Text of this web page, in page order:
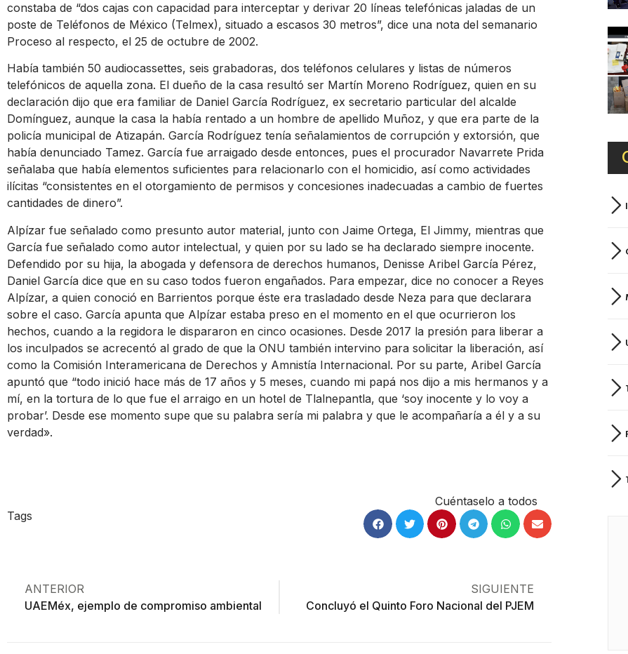
constaba de “dos cajas con capacidad para interceptar y derivar 20 líneas telefónicas jaladas de un
poste de Teléfonos de México (Telmex), situado a escasos 30 metros”, dice una nota del semanario
Proceso al respecto, el 25 de octubre de 2002.
Había también 50 audiocassettes, seis grabadoras, dos teléfonos celulares y listas de números
telefónicos de aquella zona. El dueño de la casa resultó ser Martín Moreno Rodríguez, quien en su
declaración dijo que era familiar de Daniel García Rodríguez, ex secretario particular del alcalde
Domínguez, aunque la casa la había rentado a un hombre de apellido Muñoz, y que era parte de la
policía municipal de Atizapán. García Rodríguez tenía señalamientos de corrupción y extorsión, que
había denunciado Tamez. García fue arraigado desde entonces, pues el procurador Navarrete Prida
señalaba que había elementos suficientes para relacionarlo con el homicidio, así como actividades
ilícitas “consistentes en el otorgamiento de permisos y concesiones inadecuadas a cambio de fuertes
cantidades de dinero”.
Alpízar fue señalado como presunto autor material, junto con Jaime Ortega, El Jimmy, mientras que
García fue señalado como autor intelectual, y quien por su lado se ha declarado siempre inocente.
Defendido por su hija, la abogada y defensora de derechos humanos, Denisse Aribel García Pérez,
Daniel García dice que en su caso todos fueron engañados. Para empezar, dice no conocer a Reyes
Alpízar, a quien conoció en Barrientos porque éste era trasladado desde Neza para que declarara
sobre el caso. García apunta que Alpízar estaba preso en el momento en el que ocurrieron los
hechos, cuando a la regidora le dispararon en cinco ocasiones. Desde 2017 la presión para liberar a
los inculpados se acrecentó al grado de que la ONU también intervino para solicitar la liberación, así
como la Comisión Interamericana de Derechos y Amnistía Internacional. Por su parte, Aribel García
apuntó que “todo inició hace más de 17 años y 5 meses, cuando mi papá nos dijo a mis hermanos y a
mí, en la tortura de lo que fue el arraigo en un hotel de Tlalnepantla, que ‘soy inocente y lo voy a
probar’. Desde ese momento supe que su palabra sería mi palabra y que le acompañaría a él y a su
verdad».
Tags
Cuéntaselo a todos
ANTERIOR
UAEMéx, ejemplo de compromiso ambiental
SIGUIENTE
Concluyó el Quinto Foro Nacional del PJEM